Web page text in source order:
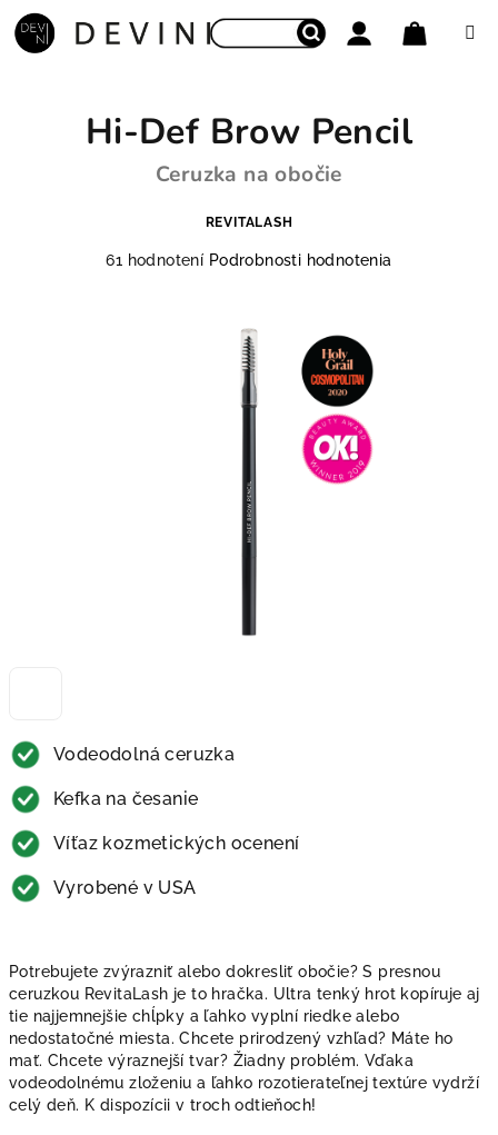
Prejsť na obsah
Vodeodolná ceruzka
Kefka na česanie
Víťaz kozmetických ocenení
Vyrobené v USA
Potrebujete zvýrazniť alebo dokresliť obočie? S presnou
ceruzkou RevitaLash je to hračka. Ultra tenký hrot kopíruje aj
tie najjemnejšie chĺpky a ľahko vyplní riedke alebo
nedostatočné miesta. Chcete prirodzený vzhľad? Máte ho
mať. Chcete výraznejší tvar? Žiadny problém. Vďaka
vodeodolnému zloženiu a ľahko rozotierateľnej textúre vydrží
celý deň. K dispozícii v troch odtieňoch!
Hi-Def Brow Pencil
Ceruzka na obočie
REVITALASH
Priemerné hodnotenie produktu je 4,7 z 5
61 hodnotení Podrobnosti hodnotenia